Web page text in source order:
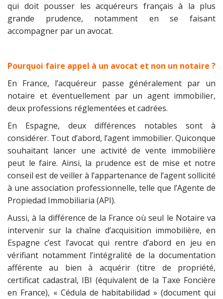
qui doit pousser les acquéreurs français à la plus
grande prudence, notamment en se faisant
accompagner par un avocat.
Pourquoi faire appel à un avocat et non un notaire ?
En France, l’acquéreur passe généralement par un
notaire et éventuellement par un agent immobilier,
deux professions réglementées et cadrées.
En Espagne, deux différences notables sont à
considérer. Tout d’abord, l’agent immobilier. Quiconque
souhaitant lancer une activité de vente immobilière
peut le faire. Ainsi, la prudence est de mise et notre
conseil est de veiller à l’appartenance de l’agent sollicité
à une association professionnelle, telle que l’Agente de
Propiedad Immobiliaria (API).
Aussi, à la différence de la France où seul le Notaire va
intervenir sur la chaîne d’acquisition immobilière, en
Espagne c’est l’avocat qui rentre d’abord en jeu en
vérifiant notamment l’intégralité de la documentation
afférente au bien à acquérir (titre de propriété,
certificat cadastral, IBI (équivalent de la Taxe Foncière
en France), « Cédula de habitabilidad » (document qui